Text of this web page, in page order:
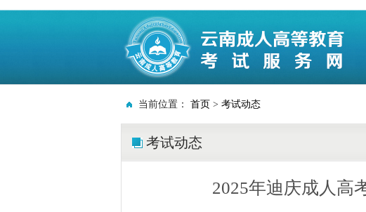
当前位置： 首页 > 考试动态
考试动态
2025年迪庆成人高